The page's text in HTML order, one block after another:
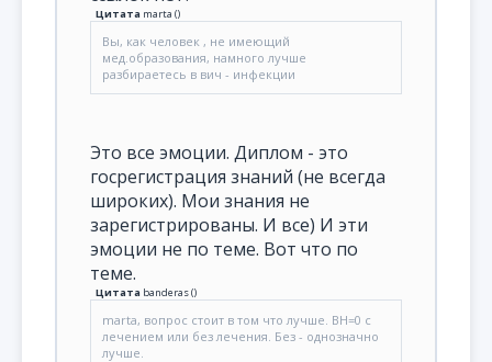
Цитата marta ()
Вы, как человек , не имеющий
мед.образования, намного лучше
разбираетесь в вич - инфекции
Это все эмоции. Диплом - это
госрегистрация знаний (не всегда
широких). Мои знания не
зарегистрированы. И все) И эти
эмоции не по теме. Вот что по
теме.
Цитата banderas()
marta, вопрос стоит в том что лучше. ВН=0 с
лечением или без лечения. Без - однозначно
лучше.